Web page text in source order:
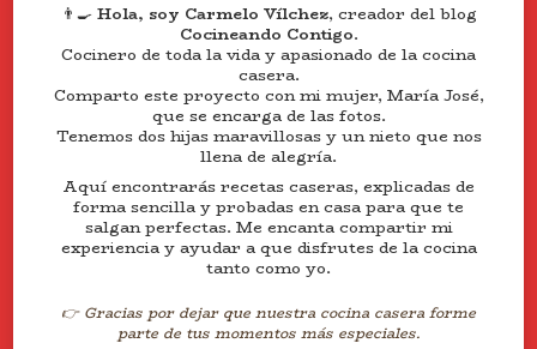
👨‍🍳 Hola, soy Carmelo Vílchez, creador del blog
Cocineando Contigo.
Cocinero de toda la vida y apasionado de la cocina
casera.
Comparto este proyecto con mi mujer, María José,
que se encarga de las fotos.
Tenemos dos hijas maravillosas y un nieto que nos
llena de alegría.
Aquí encontrarás recetas caseras, explicadas de
forma sencilla y probadas en casa para que te
salgan perfectas. Me encanta compartir mi
experiencia y ayudar a que disfrutes de la cocina
tanto como yo.
👉 Gracias por dejar que nuestra cocina casera forme
parte de tus momentos más especiales.